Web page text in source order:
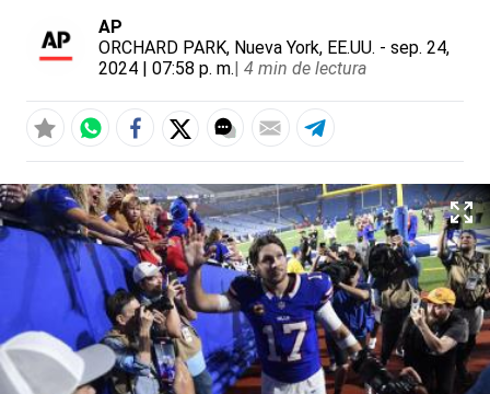
AP
ORCHARD PARK, Nueva York, EE.UU. - sep. 24,
2024 | 07:58 p. m.| 4 min de lectura